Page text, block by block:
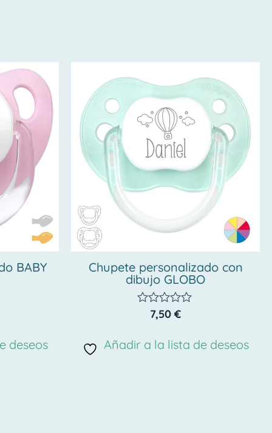
BABY
deseos
Chupete personalizado con
dibujo GLOBO
Valorado
de
7,50 €
Añadir a la lista de deseos